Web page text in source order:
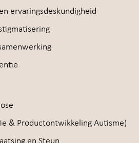
ervaringsdeskundigheid
& Productontwikkeling Autisme)
en Steun